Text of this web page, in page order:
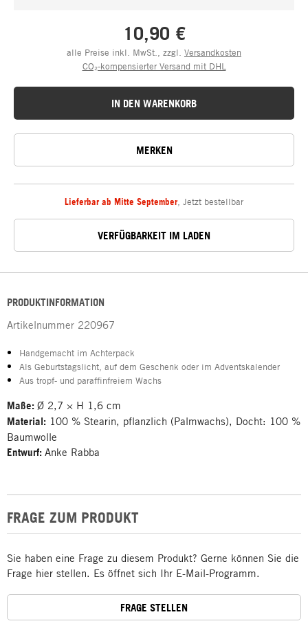
10,90 €
alle Preise inkl. MwSt., zzgl. Versandkosten
CO₂-kompensierter Versand mit DHL
IN DEN WARENKORB
MERKEN
Lieferbar ab Mitte September, Jetzt bestellbar
VERFÜGBARKEIT IM LADEN
PRODUKTINFORMATION
Artikelnummer 220967
Handgemacht im Achterpack
Als Geburtstagslicht, auf dem Geschenk oder im Adventskalender
Aus tropf- und paraffinfreiem Wachs
Maße: Ø 2,7 × H 1,6 cm
Material: 100 % Stearin, pflanzlich (Palmwachs), Docht: 100 %
Baumwolle
Entwurf: Anke Rabba
FRAGE ZUM PRODUKT
Sie haben eine Frage zu diesem Produkt? Gerne können Sie die
Frage hier stellen. Es öffnet sich Ihr E-Mail-Programm.
FRAGE STELLEN